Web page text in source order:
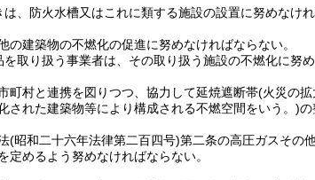
、防火水槽又はこれに類する施設の設置に努めなけれ
建築物の不燃化の促進に努めなければならない。
取り扱う事業者は、その取り扱う施設の不燃化に努め
町村と連携を図りつつ、協力して延焼遮断帯(火災の
された建築物等により構成される不燃空間をいう。)の
(昭和二十六年法律第二百四号)第二条の高圧ガスその
めるよう努めなければならない。